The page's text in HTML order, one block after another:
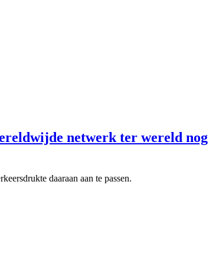
netwerk ter wereld nog
daaraan aan te passen.